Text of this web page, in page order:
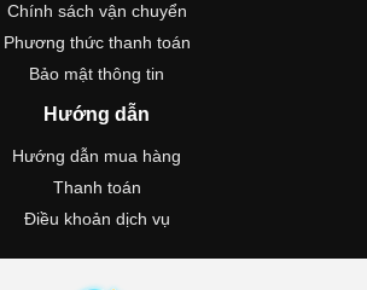
Chính sách vận chuyển
Phương thức thanh toán
Bảo mật thông tin
Hướng dẫn
Hướng dẫn mua hàng
Thanh toán
Điều khoản dịch vụ